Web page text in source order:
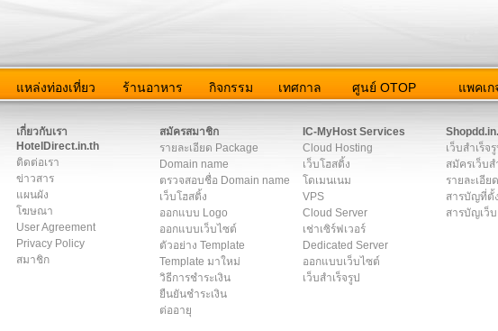
แหล่งท่องเที่ยว ร้านอาหาร กิจกรรม เทศกาล ศูนย์ OTOP แพคเก
เกี่ยวกับเรา
HotelDirect.in.th
ติดต่อเรา
ข่าวสาร
แผนผัง
โฆษณา
User Agreement
Privacy Policy
สมาชิก
สมัครสมาชิก
รายละเอียด Package
Domain name
ตรวจสอบชื่อ Domain name
เว็บโฮสติ้ง
ออกแบบ Logo
ออกแบบเว็บไซต์
ตัวอย่าง Template
Template มาใหม่
วิธีการชำระเงิน
ยืนยันชำระเงิน
ต่ออายุ
IC-MyHost Services
Cloud Hosting
เว็บโฮสติ้ง
โดเมนเนม
VPS
Cloud Server
เช่าเซิร์ฟเวอร์
Dedicated Server
ออกแบบเว็บไซต์
เว็บสำเร็จรูป
เว็บสำเร็จ
สมัครเว็บส
รายละเอีย
สารบัญที่ตั้
สารบัญเว็บ